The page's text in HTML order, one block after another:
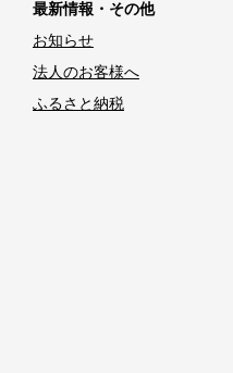
最新情報・その他
お知らせ
法人のお客様へ
ふるさと納税